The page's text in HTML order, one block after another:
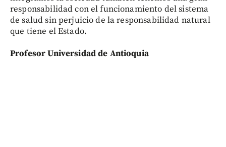
responsabilidad con el funcionamiento del sistema
de salud sin perjuicio de la responsabilidad natural
que tiene el Estado.
Profesor Universidad de Antioquia